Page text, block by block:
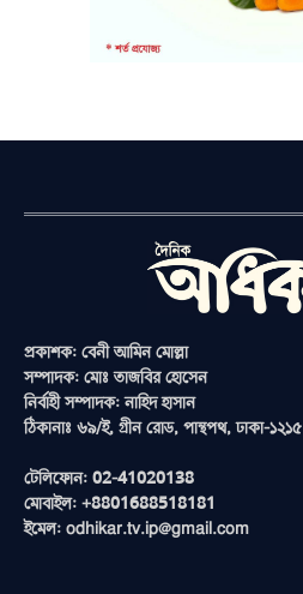
প্রকাশক: বেনী আমিন মোল্লা
সম্পাদক: মোঃ তাজবির হোসেন
নির্বাহী সম্পাদক: নাহিদ হাসান
ঠিকানাঃ ৬৯/ই, গ্রীন রোড, পান্থপথ, ঢাকা-১২১৫
টেলিফোন: 02-41020138
মোবাইল: +8801688518181
ইমেল: odhikar.tv.ip@gmail.com